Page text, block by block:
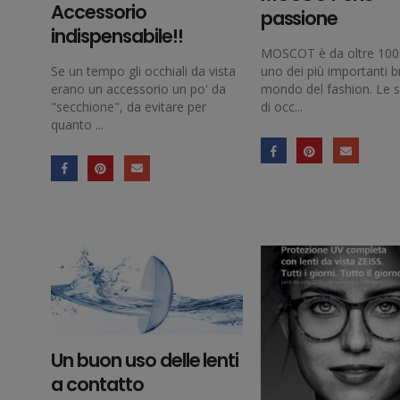
Accessorio
indispensabile!!
Se un tempo gli occhiali da vista
erano un accessorio un po' da
"secchione", da evitare per
quanto ...
passione
MOSCOT è da oltre 100
uno dei più importanti
mondo del fashion. Le
di occ...
Un buon uso delle lenti
a contatto